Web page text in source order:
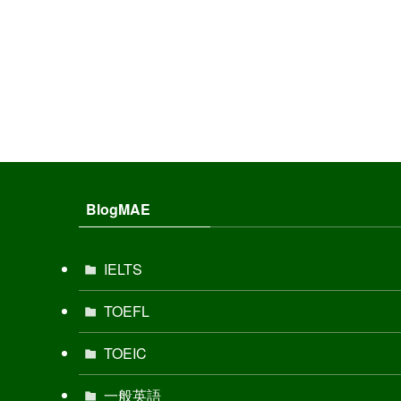
BlogMAE
IELTS
TOEFL
TOEIC
一般英語